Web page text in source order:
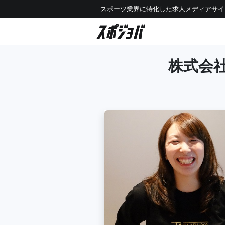
スポーツ業界に特化した求人メディアサ
株式会